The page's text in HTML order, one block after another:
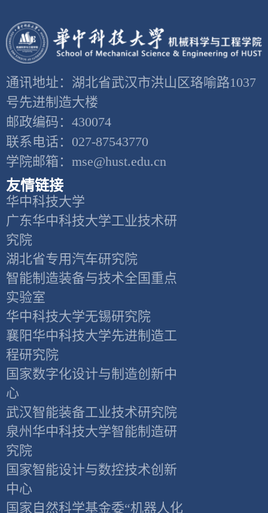
通讯地址：湖北省武汉市洪山区珞喻路1037
号先进制造大楼
邮政编码：430074
联系电话：027-87543770
学院邮箱：mse@hust.edu.cn
友情链接
华中科技大学
广东华中科技大学工业技术研
究院
湖北省专用汽车研究院
智能制造装备与技术全国重点
实验室
华中科技大学无锡研究院
襄阳华中科技大学先进制造工
程研究院
国家数字化设计与制造创新中
心
武汉智能装备工业技术研究院
泉州华中科技大学智能制造研
究院
国家智能设计与数控技术创新
中心
国家自然科学基金委“机器人化